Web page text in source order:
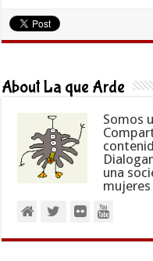
About La que Arde
Somos
una
mujeres